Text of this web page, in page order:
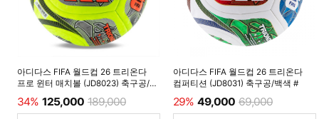
아디다스 FIFA 월드컵 26 트리온다
프로 윈터 매치볼 (JD8023) 축구공/
34% 125,000 189,000
아디다스 FIFA 월드컵 26 트리온다
컴퍼티션 (JD8031) 축구공/백색 #
29% 49,000 69,000